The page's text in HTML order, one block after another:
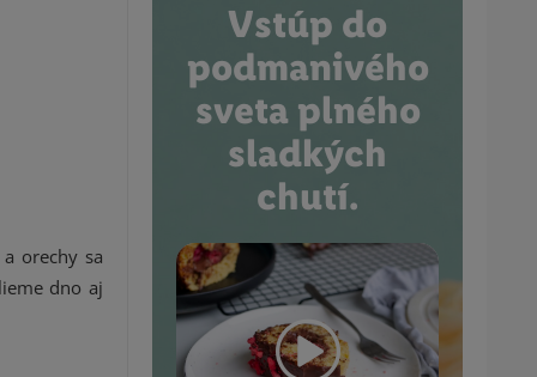
orechy sa
dno aj
Vstúp do
podmanivého
sveta plného
sladkých
chutí.